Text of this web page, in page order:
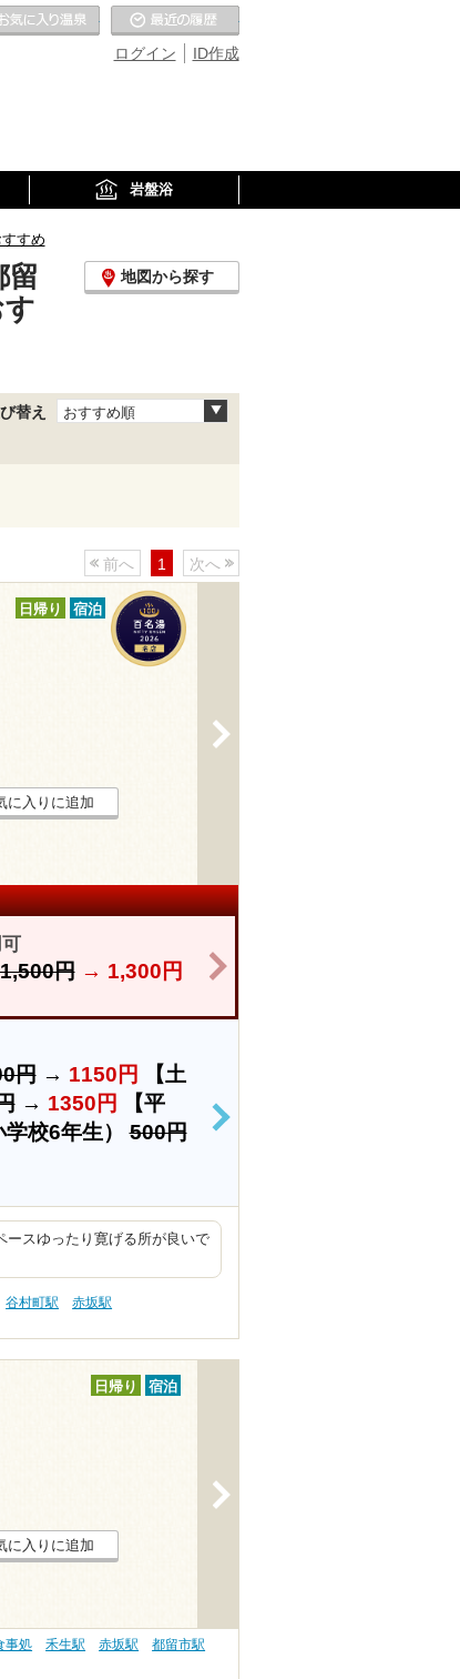
ID作成
ログイン
お気に入りの温泉
岩盤浴
すめ
留
地図から探す
替え おすすめ順
前へ 1 次へ
日帰り 宿泊
に入りに追加
1,500円→ 1,300円
円→ 1150円
【土
→ 1350円
【平
学校6年生）500円
>
ースゆったり寛げる所が良いで
谷村町駅
赤坂駅
日帰り 宿泊
に入りに追加
事処 禾生駅 赤坂駅
都留市駅